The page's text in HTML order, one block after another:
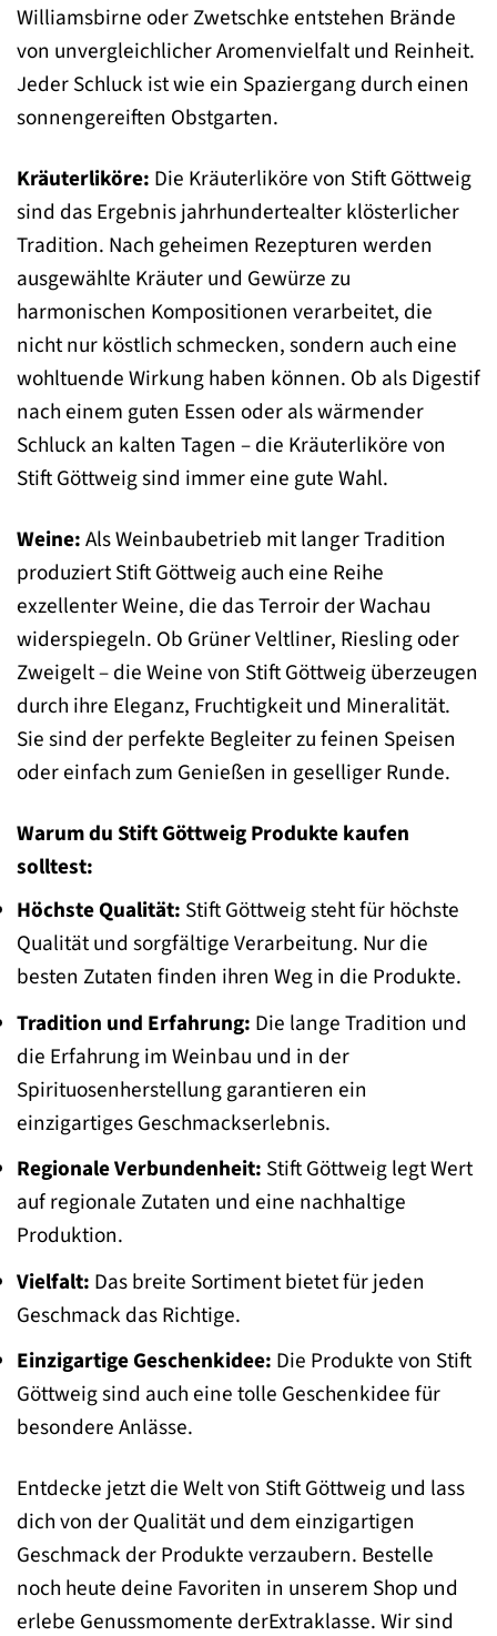
Williamsbirne oder Zwetschke entstehen Brände
von unvergleichlicher Aromenvielfalt und Reinheit.
Jeder Schluck ist wie ein Spaziergang durch einen
sonnengereiften Obstgarten.
Kräuterliköre: Die Kräuterliköre von Stift Göttweig
sind das Ergebnis jahrhundertealter klösterlicher
Tradition. Nach geheimen Rezepturen werden
ausgewählte Kräuter und Gewürze zu
harmonischen Kompositionen verarbeitet, die
nicht nur köstlich schmecken, sondern auch eine
wohltuende Wirkung haben können. Ob als Digestif
nach einem guten Essen oder als wärmender
Schluck an kalten Tagen – die Kräuterliköre von
Stift Göttweig sind immer eine gute Wahl.
Weine:Als Weinbaubetrieb mit langer Tradition
produziert Stift Göttweig auch eine Reihe
exzellenter Weine, die das Terroir der Wachau
widerspiegeln. Ob Grüner Veltliner, Riesling oder
Zweigelt – die Weine von Stift Göttweig überzeugen
durch ihre Eleganz, Fruchtigkeit und Mineralität.
Sie sind der perfekte Begleiter zu feinen Speisen
oder einfach zum Genießen in geselliger Runde.
Warum du Stift Göttweig Produkte kaufen
solltest:
Höchste Qualität: Stift Göttweig steht für höchste
Qualität und sorgfältige Verarbeitung. Nur die
besten Zutaten finden ihren Weg in die Produkte.
Tradition und Erfahrung: Die lange Tradition und
die Erfahrung im Weinbau und in der
Spirituosenherstellung garantieren ein
einzigartiges Geschmackserlebnis.
Regionale Verbundenheit: Stift Göttweig legt Wert
auf regionale Zutaten und eine nachhaltige
Produktion.
Vielfalt: Das breite Sortiment bietet für jeden
Geschmack das Richtige.
Einzigartige Geschenkidee: Die Produkte von Stift
Göttweig sind auch eine tolle Geschenkidee für
besondere Anlässe.
Entdecke jetzt die Welt von Stift Göttweig und lass
dich von der Qualität und dem einzigartigen
Geschmack der Produkte verzaubern. Bestelle
noch heute deine Favoriten in unserem Shop und
erlebe Genussmomente derExtraklasse. Wir sind